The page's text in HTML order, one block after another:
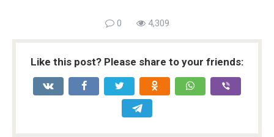
0 4,309
Like this post? Please share to your friends: